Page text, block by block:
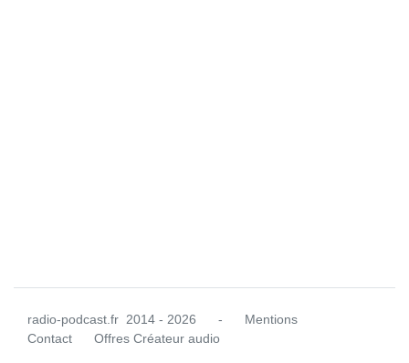
radio-podcast.fr 2014 - 2026 -
Mentions
Contact
Offres Créateur audio